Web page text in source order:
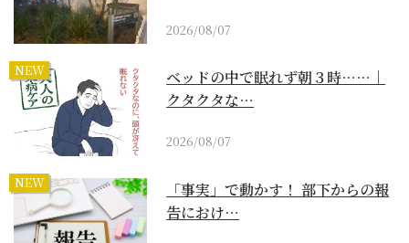
2026/08/07
NEW
ベッドの中で眠れず朝３時……｜
クタクタな…
2026/08/07
NEW
「事実」で動かす！ 部下からの報
告におけ…